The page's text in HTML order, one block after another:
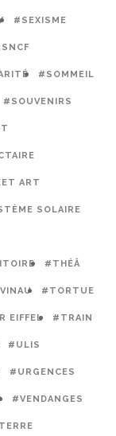
#SEXISME
#SOMMEIL
#SOUVENIRS
ART
SOLAIRE
#THÉÂ
#TORTUE
EIFFEL #TRAIN
#ULIS
#URGENCES
#VENDANGES